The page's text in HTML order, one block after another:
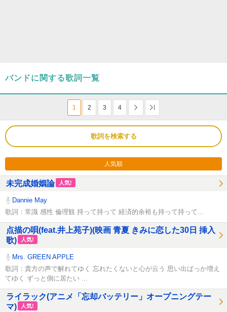
バンドに関する歌詞一覧
1 2 3 4 次へ
歌詞を検索する
人気順
未完成婚姻論 人気!
Dannie May
歌詞：常識 感性 倫理観 持って持って 経済的余裕も持って持って...
点描の唄(feat.井上苑子)(映画 青夏 きみに恋した30日 挿入
歌)
人気!
Mrs. GREEN APPLE
歌詞：貴方の声で解れてゆく 忘れたくないと心が云う 思い出ばっか増え
てゆく ずっと側に居たい ...
ライラック(アニメ「忘却バッテリー」オープニングテー
マ)
人気!